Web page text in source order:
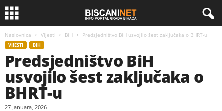
Naslovnica Vijesti BiH Predsjedništvo BiH usvojilo šest zaključaka o BHRT-u
VIJESTI BIH
Predsjedništvo BiH
usvojilo šest zaključaka o
BHRT-u
27 Januara, 2026